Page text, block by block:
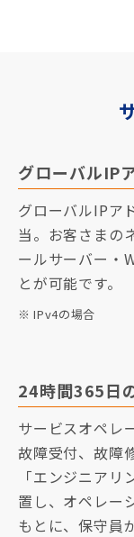
グローバルIP
グローバルIPア
当。お客さまの
ールサーバー・
とが可能です。
※ IPv4の場合
24時間365日
サービスオペレ
故障受付、故障
「エンジニア
置し、オペレー
もとに、保守員